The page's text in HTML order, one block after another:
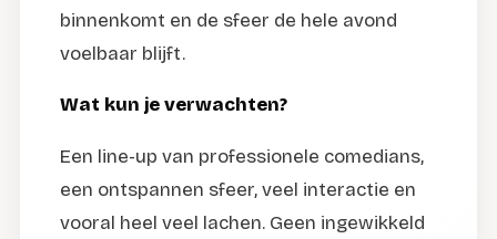
binnenkomt en de sfeer de hele avond
voelbaar blijft.
Wat kun je verwachten?
Een line-up van professionele comedians,
een ontspannen sfeer, veel interactie en
vooral heel veel lachen. Geen ingewikkeld